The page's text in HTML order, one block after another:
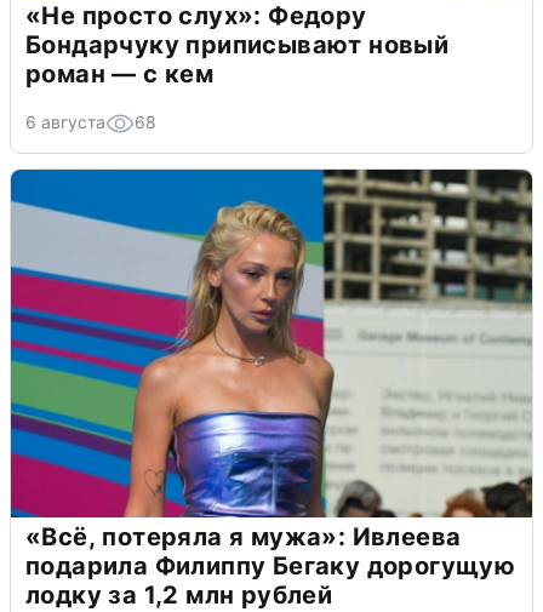
«Не просто слух»: Федору
Бондарчуку приписывают новый
роман — с кем
6 августа 68
«Всё, потеряла я мужа»: Ивлеева
подарила Филиппу Бегаку дорогущую
лодку за 1,2 млн рублей